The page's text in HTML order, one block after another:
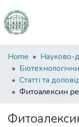
Communities
&
Collections
Statistics
Home
Статті та